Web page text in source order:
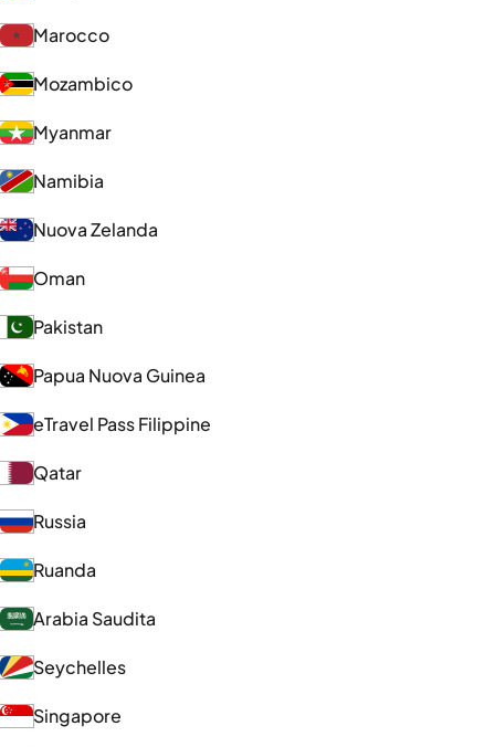
Marocco
Mozambico
Myanmar
Namibia
Nuova Zelanda
Oman
Pakistan
Papua Nuova Guinea
eTravel Pass Filippine
Qatar
Russia
Ruanda
Arabia Saudita
Seychelles
Singapore